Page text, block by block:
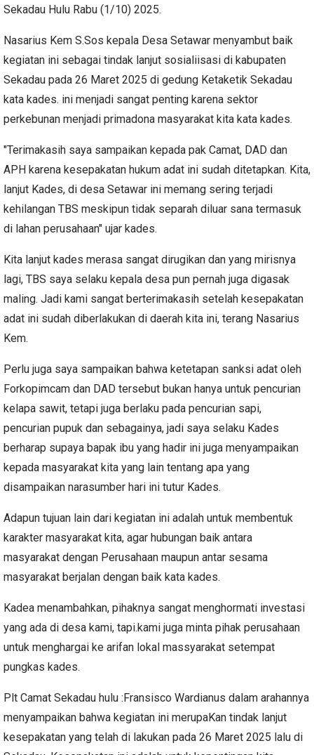
Sekadau Hulu Rabu (1/10) 2025.
Nasarius Kem S.Sos kepala Desa Setawar menyambut baik
kegiatan ini sebagai tindak lanjut sosialiisasi di kabupaten
Sekadau pada 26 Maret 2025 di gedung Ketaketik Sekadau
kata kades. ini menjadi sangat penting karena sektor
perkebunan menjadi primadona masyarakat kita kata kades.
"Terimakasih saya sampaikan kepada pak Camat, DAD dan
APH karena kesepakatan hukum adat ini sudah ditetapkan. Kita,
lanjut Kades, di desa Setawar ini memang sering terjadi
kehilangan TBS meskipun tidak separah diluar sana termasuk
di lahan perusahaan" ujar kades.
Kita lanjut kades merasa sangat dirugikan dan yang mirisnya
lagi, TBS saya selaku kepala desa pun pernah juga digasak
maling. Jadi kami sangat berterimakasih setelah kesepakatan
adat ini sudah diberlakukan di daerah kita ini, terang Nasarius
Kem.
Perlu juga saya sampaikan bahwa ketetapan sanksi adat oleh
Forkopimcam dan DAD tersebut bukan hanya untuk pencurian
kelapa sawit, tetapi juga berlaku pada pencurian sapi,
pencurian pupuk dan sebagainya, jadi saya selaku Kades
berharap supaya bapak ibu yang hadir ini juga menyampaikan
kepada masyarakat kita yang lain tentang apa yang
disampaikan narasumber hari ini tutur Kades.
Adapun tujuan lain dari kegiatan ini adalah untuk membentuk
karakter masyarakat kita, agar hubungan baik antara
masyarakat dengan Perusahaan maupun antar sesama
masyarakat berjalan dengan baik kata kades.
Kadea menambahkan, pihaknya sangat menghormati investasi
yang ada di desa kami, tapi.kami juga minta pihak perusahaan
untuk menghargai ke arifan lokal massyarakat setempat
pungkas kades.
Plt Camat Sekadau hulu :Fransisco Wardianus dalam arahannya
menyampaikan bahwa kegiatan ini merupaKan tindak lanjut
kesepakatan yang telah di lakukan pada 26 Maret 2025 lalu di